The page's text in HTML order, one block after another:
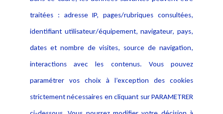
traitées : adresse IP, pages/rubriques consultées,
identifiant utilisateur/équipement, navigateur, pays,
dates et nombre de visites, source de navigation,
interactions avec les contenus. Vous pouvez
paramétrer vos choix à l’exception des cookies
strictement nécessaires en cliquant sur PARAMETRER